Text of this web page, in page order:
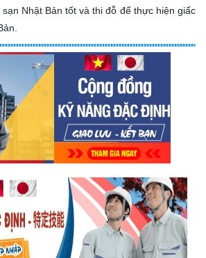
Nhật Bản tốt và thi đỗ để thực hiện giấc